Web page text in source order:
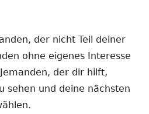
der nicht Teil deiner
ohne eigenes Interesse
der dir hilft,
sehen und deine nächsten